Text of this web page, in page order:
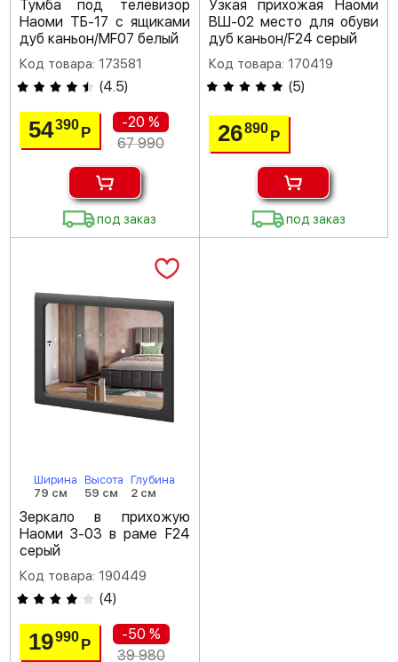
Тумба под телевизор
Наоми ТБ-17 с ящиками
дуб каньон/MF07 белый
Код товара: 173581
(4.5)
54390Р
-20 %
67 990
под заказ
Узкая прихожая Наоми
ВШ-02 место для обуви
дуб каньон/F24 серый
Код товара: 170419
(5)
26890 Р
под заказ
Ширина
79 см
Высота
59 см
Глубина
2 см
Зеркало в прихожую
Наоми З-03 в раме F24
серый
Код товара: 190449
(4)
19990Р
-50 %
39 980